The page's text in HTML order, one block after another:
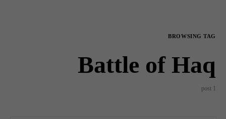
BROWSING TAG
Battle of Haq
1 post